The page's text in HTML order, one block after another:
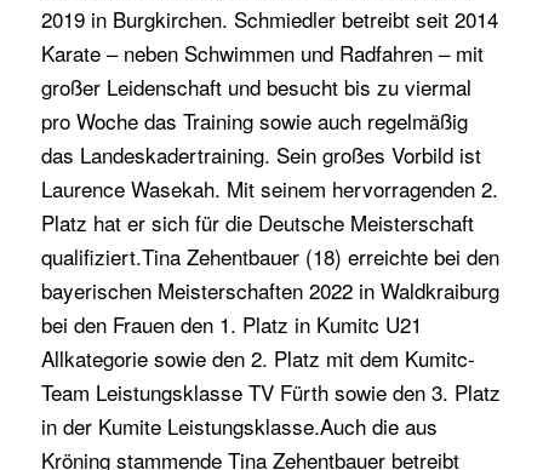
2019 in Burgkirchen. Schmiedler betreibt seit 2014
Karate – neben Schwimmen und Radfahren – mit
großer Leidenschaft und besucht bis zu viermal
pro Woche das Training sowie auch regelmäßig
das Landeskadertraining. Sein großes Vorbild ist
Laurence Wasekah. Mit seinem hervorragenden 2.
Platz hat er sich für die Deutsche Meisterschaft
qualifiziert.Tina Zehentbauer (18) erreichte bei den
bayerischen Meisterschaften 2022 in Waldkraiburg
bei den Frauen den 1. Platz in Kumitc U21
Allkategorie sowie den 2. Platz mit dem Kumitc-
Team Leistungsklasse TV Fürth sowie den 3. Platz
in der Kumite Leistungsklasse.Auch die aus
Kröning stammende Tina Zehentbauer betreibt